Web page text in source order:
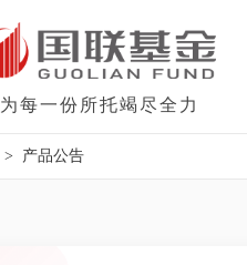
为每一份所托竭尽全力
> 产品公告